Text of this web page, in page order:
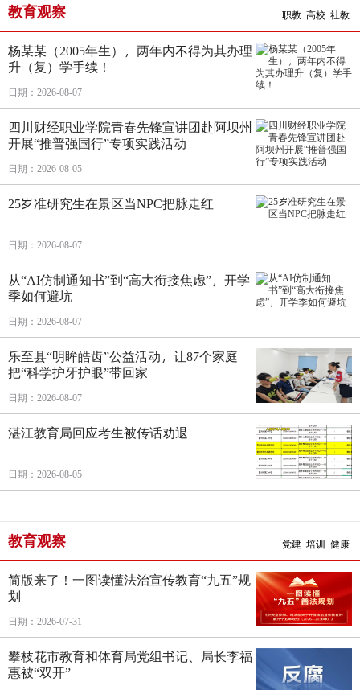
教育观察 社教
高校
职教
杨某某（2005年生），两年内不得为其办理
升（复）学手续！
日期：2026-08-07
四川财经职业学院青春先锋宣讲团赴阿坝州
开展“推普强国行”专项实践活动
日期：2026-08-05
25岁准研究生在景区当NPC把脉走红
日期：2026-08-07
从“AI仿制通知书”到“高大衔接焦虑”，开学
季如何避坑
日期：2026-08-07
乐至县“明眸皓齿”公益活动，让87个家庭
把“科学护牙护眼”带回家
日期：2026-08-07
湛江教育局回应考生被传话劝退
日期：2026-08-05
教育观察 健康
培训
党建
简版来了！一图读懂法治宣传教育“九五”规
划
日期：2026-07-31
攀枝花市教育和体育局党组书记、局长李福
惠被“双开”